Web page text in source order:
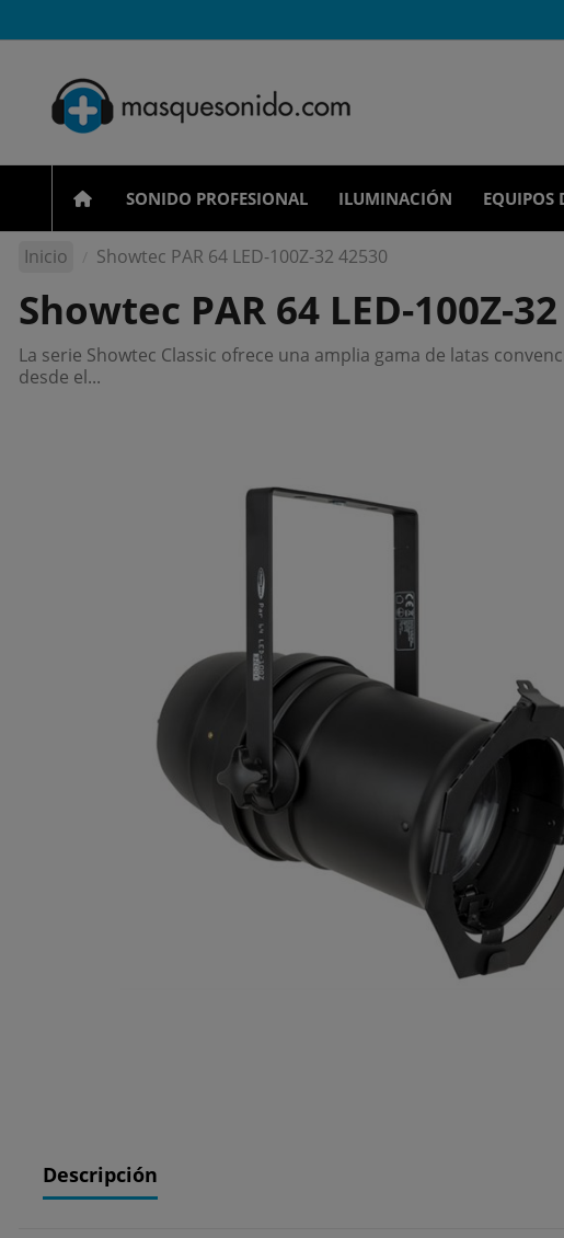
SONIDO PROFESIONAL ILUMINACIÓN EQUIPOS
Inicio Showtec PAR 64 LED-100Z-32 42530
Showtec PAR 64 LED-100Z-
La serie Showtec Classic ofrece una amplia gama de latas
desde el...
Descripción